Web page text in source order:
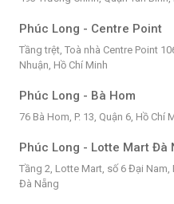
Phúc Long - Centre Point
Tầng trệt, Toà nhà Centre Point
Nhuận, Hồ Chí Minh
Phúc Long - Bà Hom
76 Bà Hom, P. 13, Quận 6, Hồ Chí
Phúc Long - Lotte Mart Đà
Tầng 2, Lotte Mart, số 6 Đại Nam,
Đà Nẵng